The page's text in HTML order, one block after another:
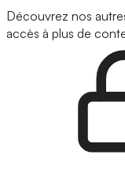
Découvrez nos
accès à plus de